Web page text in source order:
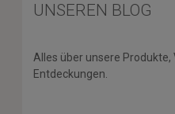
UNSEREN BLOG
Alles über unsere
Entdeckungen.